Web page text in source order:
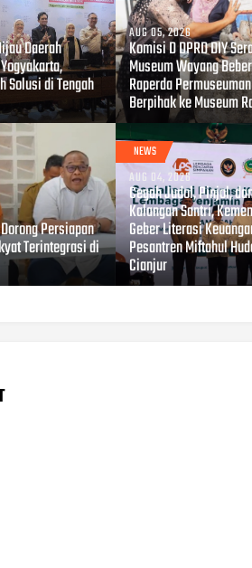
Daerah
Solusi di Tengah
AUG 05, 2026
Komisi D DPRD DIY
Museum Wayang
Raperda
Berpihak ke Museum
Persiapan
Terintegrasi di
NEWS
AUG 04, 2026
Cegah Judol, Pinjol,
Kalangan Santri,
Geber Literasi
Pesantren Miftahul
Cianjur